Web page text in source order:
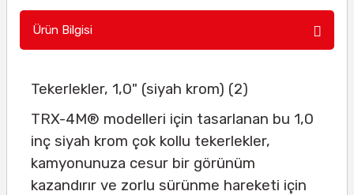
Ürün Bilgisi
Tekerlekler, 1,0" (siyah krom) (2)
TRX-4M® modelleri için tasarlanan bu 1,0
inç siyah krom çok kollu tekerlekler,
kamyonunuza cesur bir görünüm
kazandırır ve zorlu sürünme hareketi için